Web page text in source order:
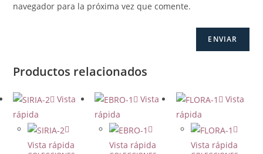
navegador para la próxima vez que comente.
Productos relacionados
Vista
rápida
Vista rápida
Vista
rápida
Vista rápida
Vista
rápida
Vista rápida